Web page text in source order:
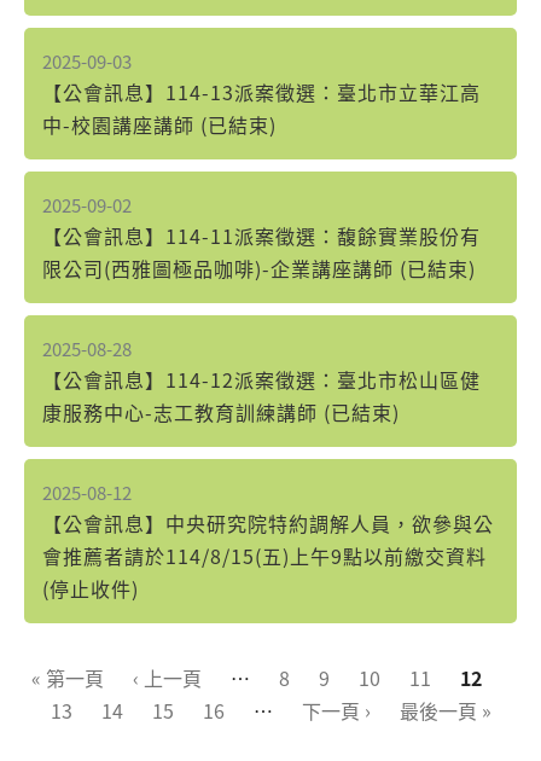
2025-09-03
【公會訊息】114-13派案徵選：臺北市立華江高
中-校園講座講師 (已結束)
2025-09-02
【公會訊息】114-11派案徵選：馥餘實業股份有
限公司(西雅圖極品咖啡)-企業講座講師 (已結束)
2025-08-28
【公會訊息】114-12派案徵選：臺北市松山區健
康服務中心-志工教育訓練講師 (已結束)
2025-08-12
【公會訊息】中央研究院特約調解人員，欲參與公
會推薦者請於114/8/15(五)上午9點以前繳交資料
(停止收件)
頁面
« 第一頁 ‹ 上一頁 … 8 9 10 11
12
13
14 15 16 … 下一頁 › 最後一頁 »